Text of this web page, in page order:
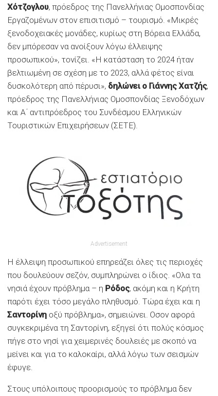
Χότζογλου, πρόεδρος της Πανελλήνιας Ομοσπονδίας
Εργαζομένων στον επισιτισμό – τουρισμό. «Μικρές
ξενοδοχειακές μονάδες, κυρίως στη Βόρεια Ελλάδα,
δεν μπόρεσαν να ανοίξουν λόγω έλλειψης
προσωπικού», τονίζει. «Η κατάσταση το 2024 ήταν
βελτιωμένη σε σχέση με το 2023, αλλά φέτος είναι
δυσκολότερη από πέρυσι», δηλώνει ο Γιάννης Χατζής,
πρόεδρος της Πανελλήνιας Ομοσπονδίας Ξενοδόχων
και Α΄ αντιπρόεδρος του Συνδέσμου Ελληνικών
Τουριστικών Επιχειρήσεων (ΣΕΤΕ).
Advertisement
Η έλλειψη προσωπικού επηρεάζει όλες τις περιοχές
που δουλεύουν σεζόν, συμπληρώνει ο ίδιος. «Ολα τα
νησιά έχουν πρόβλημα – η Ρόδος, ακόμη και η Κρήτη
παρότι έχει τόσο μεγάλο πληθυσμό. Τώρα έχει και η
Σαντορίνη οξύ πρόβλημα», σημειώνει. Οσον αφορά
συγκεκριμένα τη Σαντορίνη, εξηγεί ότι πολύς κόσμος
πήγε στο νησί για χειμερινές δουλειές με σκοπό να
μείνει και για το καλοκαίρι, αλλά λόγω των σεισμών
έφυγε.
Στους υπόλοιπους προορισμούς το πρόβλημα δεν